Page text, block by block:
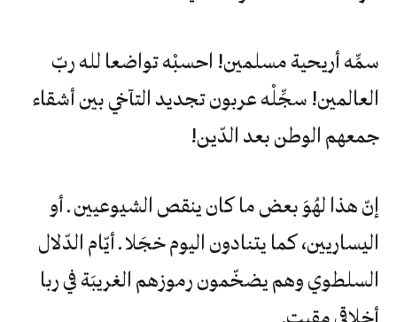
سمِّه‮ ‬أريحية‮ ‬مسلمين‮! ‬احسبْه‮ ‬تواضعا‮ ‬لله‮ ‬ربّ‮
‬العالمين‮! ‬سجِّلْه‮ ‬عربون‮ ‬تجديد‮ ‬التآخي‮ ‬بين‮ ‬أشقاء‮
‬جمعهم‮ ‬الوطن‮ ‬بعد‮ ‬الدّين‮!‬
إنّ‮ ‬هذا‮ ‬لهُوَ‮ ‬بعض‮ ‬ما‮ ‬كان‮ ‬ينقص‮ ‬الشيوعيين‮ ‬ـ‮ ‬أو‮
‬اليساريين،‮ ‬كما‮ ‬يتنادون‮ ‬اليوم‮ ‬خجَلا‮ ‬ـ‮ ‬أيّام‮ ‬الدّلال‮
‬السلطوي‮ ‬وهم‮ ‬يضخّمون‮ ‬رموزهم‮ ‬الغريبَة‮ ‬في‮ ‬ربا‮
‬أخلاقي‮ ‬مقيت‮.‬